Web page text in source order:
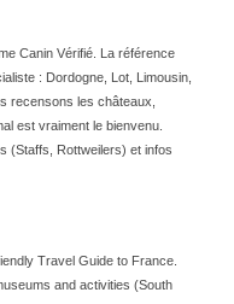
Canin Vérifié. La référence
: Dordogne, Lot, Limousin,
recensons les châteaux,
est vraiment le bienvenu.
(Staffs, Rottweilers) et infos
Travel Guide to France.
and activities (South